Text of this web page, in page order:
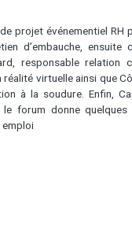
projet événementiel RH
d’embauche, ensuite
responsable relation
virtuelle ainsi que
à la soudure. Enfin,
forum donne quelques
emploi